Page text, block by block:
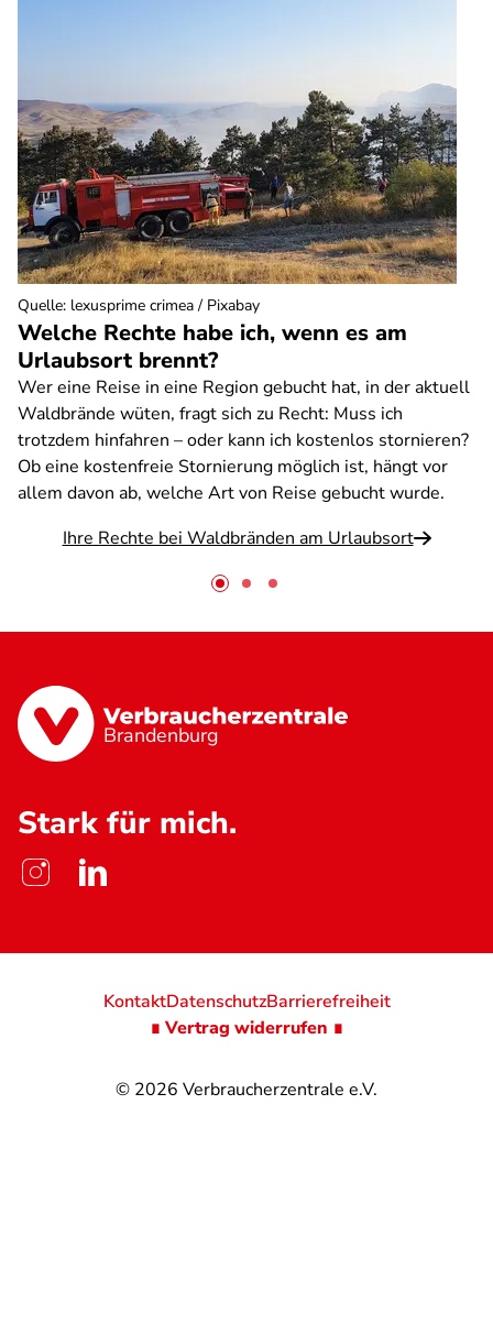
Welche Rechte habe ich, wenn es am
Urlaubsort brennt?
Wer eine Reise in eine Region gebucht hat, in der aktuell
Waldbrände wüten, fragt sich zu Recht: Muss ich
trotzdem hinfahren – oder kann ich kostenlos stornieren?
Ob eine kostenfreie Stornierung möglich ist, hängt vor
allem davon ab, welche Art von Reise gebucht wurde.
Ihre Rechte bei Waldbränden am Urlaubsort
Quelle: lexusprime crimea / Pixabay
Brandenburg
Stark für mich.
© 2026 Verbraucherzentrale e.V.
KontaktDatenschutzBarrierefreiheit
∎ Vertrag widerrufen ∎